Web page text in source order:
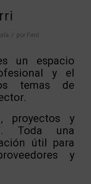
/ por Ferri
un espacio
y el
temas de
proyectos y
Toda una
útil para
y